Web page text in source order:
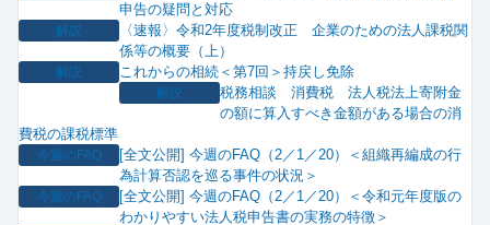
申告の疑問と対応
解説
〈速報〉令和2年度税制改正 企業のための法人課税関
係等の概要（上）
解説 これからの相続＜第7回＞持戻し免除
解説
税務相談 消費税 法人税法上寄附金
の額に算入すべき金額がある場合の消
費税の課税標準
今週のFAQ
[全文公開] 今週のFAQ（2／1／20）＜組織再編成の行
為計算否認を巡る事件の状況＞
今週のFAQ
[全文公開] 今週のFAQ（2／1／20）＜令和元年度版の
わかりやすい法人税申告書の実務の特徴＞